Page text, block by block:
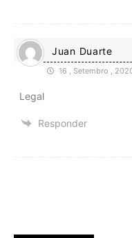
Juan Duarte
16 , Setembro ,
Legal
Responder